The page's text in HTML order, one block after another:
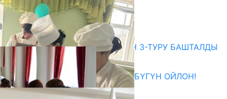
ЖОЛУГУШТУ
07.08.2026
Абитуриент
ЖОЖДОРГО КАБЫЛ АЛУУНУН 3-ТУРУ БАШТАЛДЫ
27.07.2026
ӨЗҮҢДҮН КЕЛЕЧЕГИҢ ҮЧҮН БҮГҮН ОЙЛОН!
20.07.2026